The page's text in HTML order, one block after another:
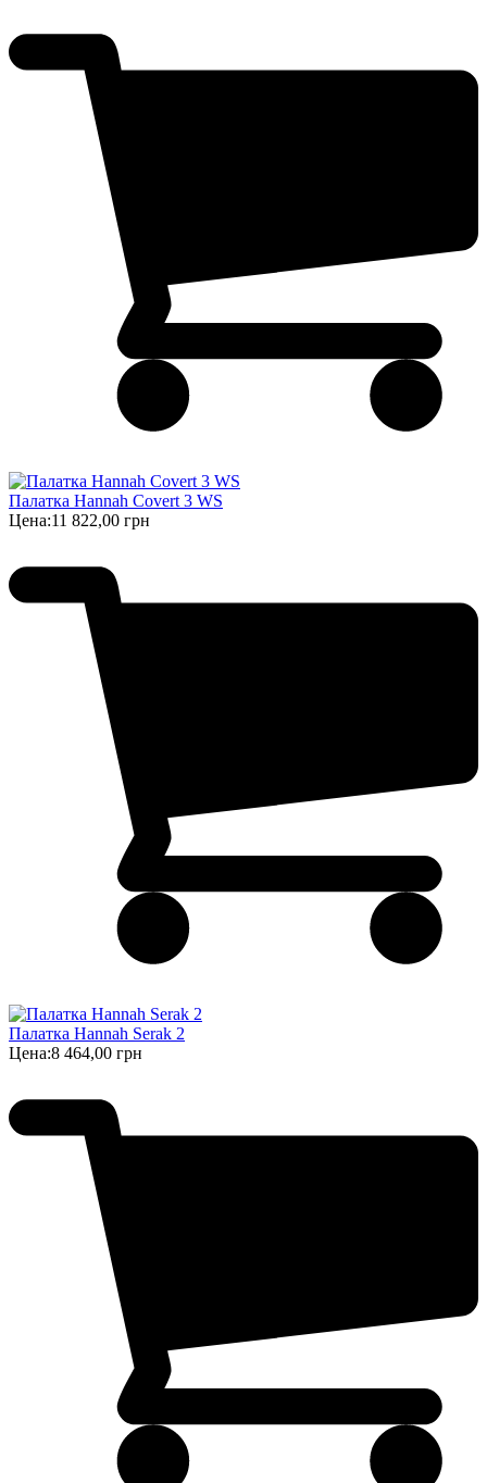
Палатка Hannah Covert 3 WS
Цена:11 822,00 грн
Палатка Hannah Serak 2
Цена:8 464,00 грн